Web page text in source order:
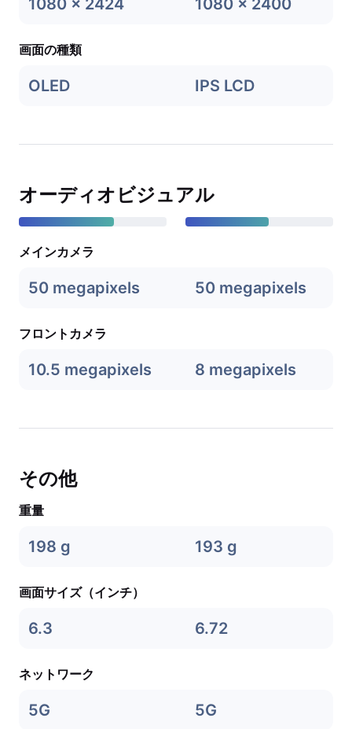
1080 x 2424 1080 x 2400
画面の種類
OLED IPS LCD
オーディオビジュアル
メインカメラ
50 megapixels 50 megapixels
フロントカメラ
10.5 megapixels 8 megapixels
その他
重量
198 g 193 g
画面サイズ（インチ）
6.3 6.72
ネットワーク
5G 5G